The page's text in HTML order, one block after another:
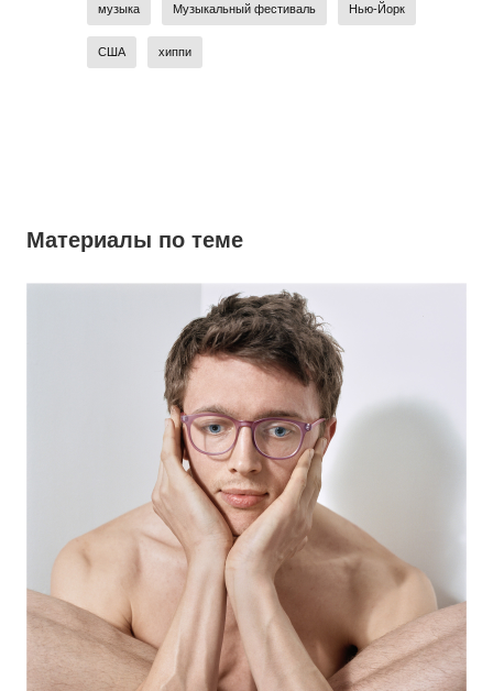
музыка Музыкальный фестиваль Нью-Йорк
США хиппи
Материалы по теме